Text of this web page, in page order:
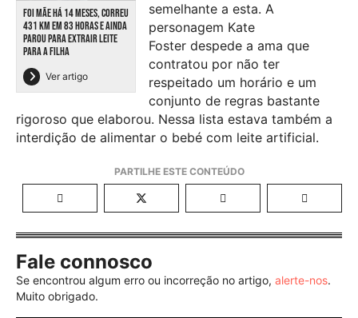
FOI MÃE HÁ 14 MESES, CORREU
431 KM EM 83 HORAS E AINDA
PAROU PARA EXTRAIR LEITE
PARA A FILHA
Ver artigo
semelhante a esta. A
personagem Kate
Foster despede a ama que
contratou por não ter
respeitado um horário e um
conjunto de regras bastante
rigoroso que elaborou. Nessa lista estava também a
interdição de alimentar o bebé com leite artificial.
Fale connosco
Se encontrou algum erro ou incorreção no artigo, alerte-nos.
Muito obrigado.